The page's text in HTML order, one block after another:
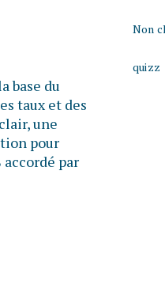
base du
taux et des
une
pour
par
Non
quizz